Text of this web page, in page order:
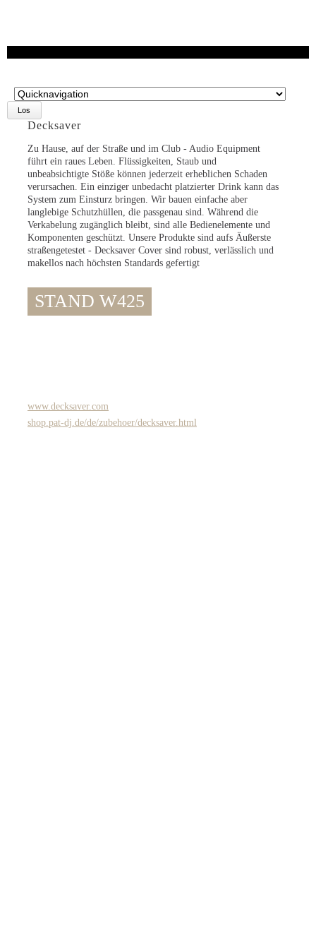
Zielseite
Decksaver
Zu Hause, auf der Straße und im Club - Audio Equipment
führt ein raues Leben. Flüssigkeiten, Staub und
unbeabsichtigte Stöße können jederzeit erheblichen Schaden
verursachen. Ein einziger unbedacht platzierter Drink kann das
System zum Einsturz bringen. Wir bauen einfache aber
langlebige Schutzhüllen, die passgenau sind. Während die
Verkabelung zugänglich bleibt, sind alle Bedienelemente und
Komponenten geschützt. Unsere Produkte sind aufs Äußerste
straßengetestet - Decksaver Cover sind robust, verlässlich und
makellos nach höchsten Standards gefertigt
STAND W425
www.decksaver.com
shop.pat-dj.de/de/zubehoer/decksaver.html